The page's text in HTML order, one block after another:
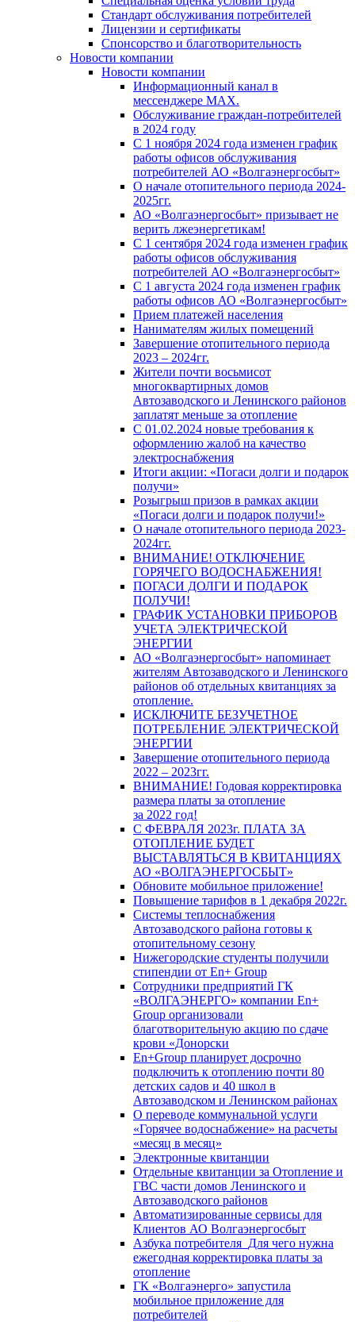
Стандарт обслуживания потребителей
Лицензии и сертификаты
Спонсорство и благотворительность
Новости компании
Новости компании
Информационный канал в
мессенджере MAX.
Обслуживание граждан-потребителей
в 2024 году
С 1 ноября 2024 года изменен график
работы офисов обслуживания
потребителей АО «Волгаэнергосбыт»
О начале отопительного периода 2024-
2025гг.
АО «Волгаэнергосбыт» призывает не
верить лжеэнергетикам!
С 1 сентября 2024 года изменен график
работы офисов обслуживания
потребителей АО «Волгаэнергосбыт»
С 1 августа 2024 года изменен график
работы офисов АО «Волгаэнергосбыт»
Прием платежей населения
Нанимателям жилых помещений
Завершение отопительного периода
2023 – 2024гг.
Жители почти восьмисот
многоквартирных домов
Автозаводского и Ленинского районов
заплатят меньше за отопление
С 01.02.2024 новые требования к
оформлению жалоб на качество
электроснабжения
Итоги акции: «Погаси долги и подарок
получи»
Розыгрыш призов в рамках акции
«Погаси долги и подарок получи!»
О начале отопительного периода 2023-
2024гг.
ВНИМАНИЕ! ОТКЛЮЧЕНИЕ
ГОРЯЧЕГО ВОДОСНАБЖЕНИЯ!
ПОГАСИ ДОЛГИ И ПОДАРОК
ПОЛУЧИ!
ГРАФИК УСТАНОВКИ ПРИБОРОВ
УЧЕТА ЭЛЕКТРИЧЕСКОЙ
ЭНЕРГИИ
АО «Волгаэнергосбыт» напоминает
жителям Автозаводского и Ленинского
районов об отдельных квитанциях за
отопление.
ИСКЛЮЧИТЕ БЕЗУЧЕТНОЕ
ПОТРЕБЛЕНИЕ ЭЛЕКТРИЧЕСКОЙ
ЭНЕРГИИ
Завершение отопительного периода
2022 – 2023гг.
ВНИМАНИЕ! Годовая корректировка
размера платы за отопление
за 2022 год!
С ФЕВРАЛЯ 2023г. ПЛАТА ЗА
ОТОПЛЕНИЕ БУДЕТ
ВЫСТАВЛЯТЬСЯ В КВИТАНЦИЯХ
АО «ВОЛГАЭНЕРГОСБЫТ»
Обновите мобильное приложение!
Повышение тарифов в 1 декабря 2022г.
Системы теплоснабжения
Автозаводского района готовы к
отопительному сезону
Нижегородские студенты получили
стипендии от En+ Group
Сотрудники предприятий ГК
«ВОЛГАЭНЕРГО» компании En+
Group организовали
благотворительную акцию по сдаче
крови «Донорски
En+Group планирует досрочно
подключить к отоплению почти 80
детских садов и 40 школ в
Автозаводском и Ленинском районах
О переводе коммунальной услуги
«Горячее водоснабжение» на расчеты
«месяц в месяц»
Электронные квитанции
Отдельные квитанции за Отопление и
ГВС части домов Ленинского и
Автозаводского районов
Автоматизированные сервисы для
Клиентов АО Волгаэнергосбыт
Азбука потребителя_Для чего нужна
ежегодная корректировка платы за
отопление
ГК «Волгаэнерго» запустила
мобильное приложение для
потребителей